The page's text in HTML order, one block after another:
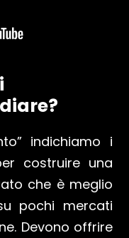
indichiamo i
costruire una
che è meglio
pochi mercati
Devono offrire